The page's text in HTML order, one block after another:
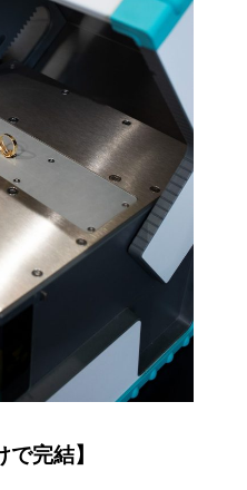
完結】